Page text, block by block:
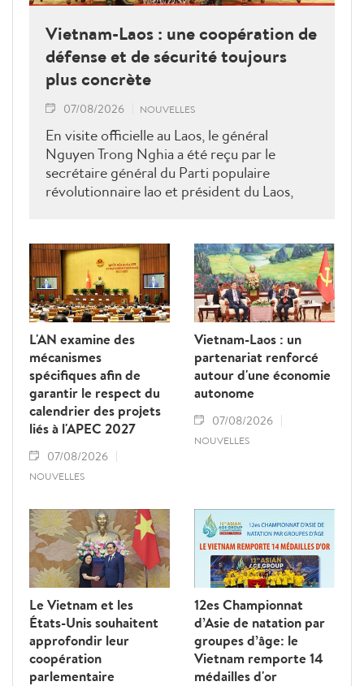
Vietnam-Laos : une coopération de
défense et de sécurité toujours
plus concrète
07/08/2026 NOUVELLES
En visite officielle au Laos, le général
Nguyen Trong Nghia a été reçu par le
secrétaire général du Parti populaire
révolutionnaire lao et président du Laos,
parties ont réaffirmé leur volonté de
renforcer une coopération politico-militaire
étroite et efficace.
L'AN examine des
mécanismes
spécifiques afin de
garantir le respect du
calendrier des projets
liés à l'APEC 2027
07/08/2026
NOUVELLES
Vietnam-Laos : un
partenariat renforcé
autour d'une économie
autonome
07/08/2026
NOUVELLES
Le Vietnam et les
États-Unis souhaitent
approfondir leur
coopération
parlementaire
12es Championnat
d’Asie de natation par
groupes d’âge: le
Vietnam remporte 14
médailles d'or